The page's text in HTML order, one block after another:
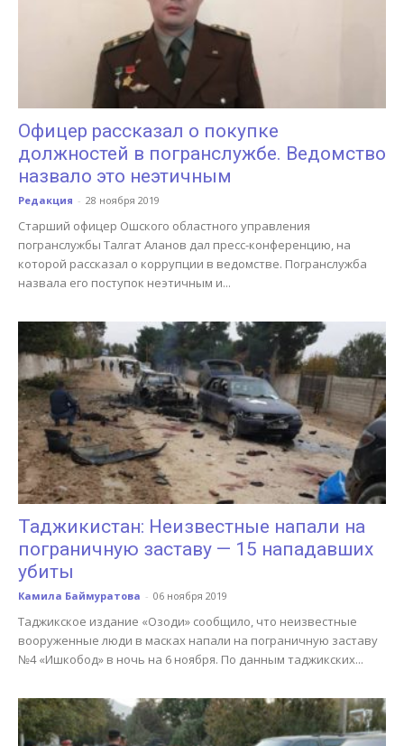
Офицер рассказал о покупке
должностей в погранслужбе. Ведомство
назвало это неэтичным
Редакция - 28 ноября 2019
Старший офицер Ошского областного управления
погранслужбы Талгат Аланов дал пресс-конференцию, на
которой рассказал о коррупции в ведомстве. Погранслужба
назвала его поступок неэтичным и...
Таджикистан: Неизвестные напали на
пограничную заставу — 15 нападавших
убиты
Камила Баймуратова - 06 ноября 2019
Таджикское издание «Озоди» сообщило, что неизвестные
вооруженные люди в масках напали на пограничную заставу
№4 «Ишкобод» в ночь на 6 ноября. По данным таджикских...